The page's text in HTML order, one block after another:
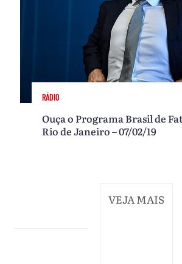
RÁDIO
Ouça o Programa Brasil de
Rio de Janeiro – 07/02/19
VEJA MAIS